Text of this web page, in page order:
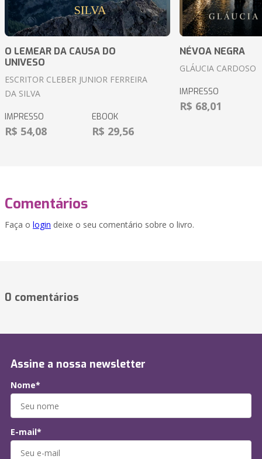
O LEMEAR DA CAUSA DO
UNIVESO
ESCRITOR CLEBER JUNIOR FERREIRA
DA SILVA
IMPRESSO
R$ 54,08
EBOOK
R$ 29,56
NÉVOA NEGRA
GLÁUCIA CARDOSO
IMPRESSO
R$ 68,01
Comentários
Faça o login deixe o seu comentário sobre o livro.
0 comentários
Assine a nossa newsletter
Nome*
E-mail*